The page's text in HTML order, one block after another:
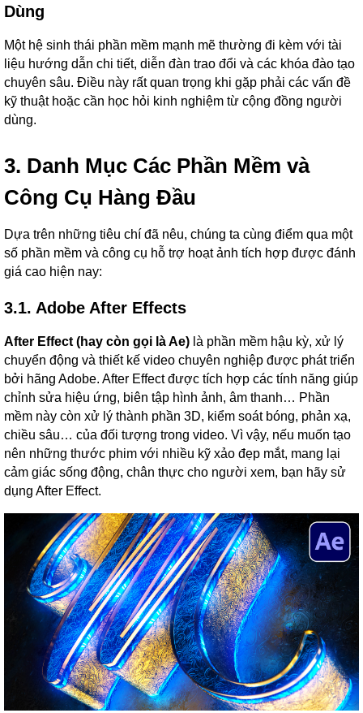
Dùng
Một hệ sinh thái phần mềm mạnh mẽ thường đi kèm với tài
liệu hướng dẫn chi tiết, diễn đàn trao đổi và các khóa đào tạo
chuyên sâu. Điều này rất quan trọng khi gặp phải các vấn đề
kỹ thuật hoặc cần học hỏi kinh nghiệm từ cộng đồng người
dùng.
3. Danh Mục Các Phần Mềm và
Công Cụ Hàng Đầu
Dựa trên những tiêu chí đã nêu, chúng ta cùng điểm qua một
số phần mềm và công cụ hỗ trợ hoạt ảnh tích hợp được đánh
giá cao hiện nay:
3.1. Adobe After Effects
After Effect (hay còn gọi là Ae) là phần mềm hậu kỳ, xử lý
chuyển động và thiết kế video chuyên nghiệp được phát triển
bởi hãng Adobe. After Effect được tích hợp các tính năng giúp
chỉnh sửa hiệu ứng, biên tập hình ảnh, âm thanh… Phần
mềm này còn xử lý thành phần 3D, kiểm soát bóng, phản xạ,
chiều sâu… của đối tượng trong video. Vì vậy, nếu muốn tạo
nên những thước phim với nhiều kỹ xảo đẹp mắt, mang lại
cảm giác sống động, chân thực cho người xem, bạn hãy sử
dụng After Effect.